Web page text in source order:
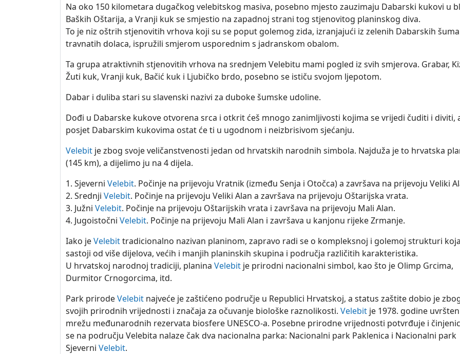
Na oko 150 kilometara dugačkog velebitskog masiva, posebno mjesto zauzimaju Dabarski kukovi u
Baških Oštarija, a Vranji kuk se smjestio na zapadnoj strani tog stjenovitog planinskog diva.
To je niz oštrih stjenovitih vrhova koji su se poput golemog zida, izranjajući iz zelenih Dabarskih
travnatih dolaca, ispružili smjerom usporednim s jadranskom obalom.
Ta grupa atraktivnih stjenovitih vrhova na srednjem Velebitu mami pogled iz svih smjerova. Grabar,
Žuti kuk, Vranji kuk, Bačić kuk i Ljubičko brdo, posebno se ističu svojom ljepotom.
Dabar i duliba stari su slavenski nazivi za duboke šumske udoline.
Dođi u Dabarske kukove otvorena srca i otkrit ćeš mnogo zanimljivosti kojima se vrijedi čuditi i diviti,
posjet Dabarskim kukovima ostat će ti u ugodnom i neizbrisivom sjećanju.
Velebit je zbog svoje veličanstvenosti jedan od hrvatskih narodnih simbola. Najduža je to hrvatska
(145 km), a dijelimo ju na 4 dijela.
1. Sjeverni Velebit. Počinje na prijevoju Vratnik (između Senja i Otočca) a završava na prijevoju Veliki
2. Srednji Velebit. Počinje na prijevoju Veliki Alan a završava na prijevoju Oštarijska vrata.
3. Južni Velebit. Počinje na prijevoju Oštarijskih vrata i završava na prijevoju Mali Alan.
4. Jugoistočni Velebit. Počinje na prijevoju Mali Alan i završava u kanjonu rijeke Zrmanje.
Iako jeVelebittradicionalno nazivan planinom, zapravo radi se o kompleksnoj i golemoj strukturi
sastoji od više dijelova, većih i manjih planinskih skupina i područja različitih karakteristika.
U hrvatskoj narodnoj tradiciji, planina Velebit je prirodni nacionalni simbol, kao što je Olimp Grcima,
Durmitor Crnogorcima, itd.
Park prirodeVelebit najveće je zaštićeno područje u Republici Hrvatskoj, a status zaštite dobio je
svojih prirodnih vrijednosti i značaja za očuvanje biološke raznolikosti. Velebit je 1978. godine
mrežu međunarodnih rezervata biosfere UNESCO-a. Posebne prirodne vrijednosti potvrđuje i
se na području Velebita nalaze čak dva nacionalna parka: Nacionalni park Paklenica i Nacionalni park
Sjeverni Velebit.